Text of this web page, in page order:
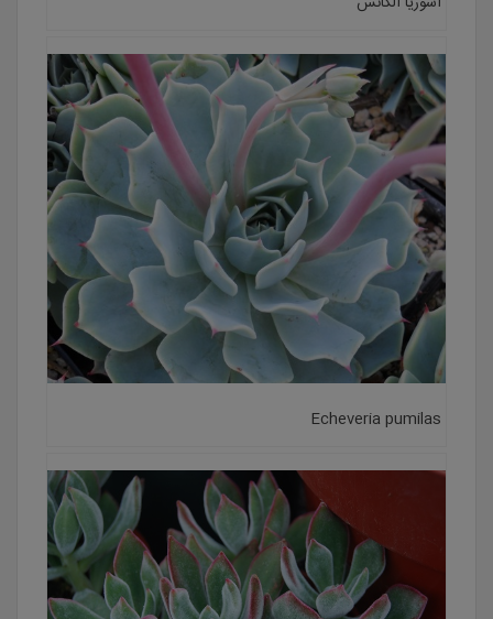
Echeveria pumilas